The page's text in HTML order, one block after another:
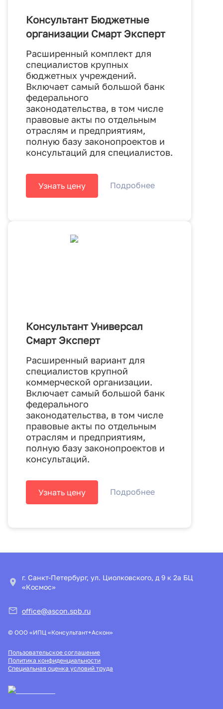
Консультант Бюджетные
организации Смарт Эксперт
Расширенный комплект для
специалистов крупных
бюджетных учреждений.
Включает самый большой банк
федерального
законодательства, в том числе
правовые акты по отдельным
отраслям и предприятиям,
полную базу законопроектов и
консультаций для специалистов.
Узнать цену Подробнее
Консультант Универсал
Смарт Эксперт
Расширенный вариант для
специалистов крупной
коммерческой организации.
Включает самый большой банк
федерального
законодательства, в том числе
правовые акты по отдельным
отраслям и предприятиям,
полную базу законопроектов и
консультаций.
Узнать цену Подробнее
г. Санкт-Петербург, ул. Циолковского, д 9 к 2а БЦ
«Космос»
office@ascon.spb.ru
© ООО «ИПЦ «Консультант+Аскон»
Пользовательское соглашение
Политика конфиденциальности
Специальная оценка условий труда